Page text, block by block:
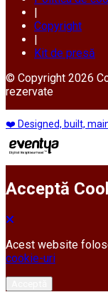
|
Copyright
|
Kit de presă
© Copyright 2026
rezervate
❤️ Designed, built,
Acceptă
Acest website
cookie-uri